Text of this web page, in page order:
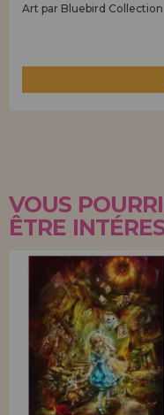
Art par Bluebird Collection
VOUS
ÊTRE